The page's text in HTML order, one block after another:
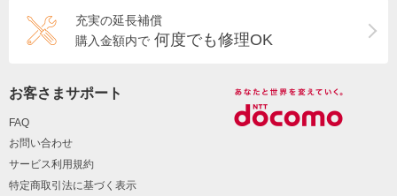
充実の延長補償
購入金額内で 何度でも修理OK
お客さまサポート
FAQ
お問い合わせ
サービス利用規約
特定商取引法に基づく表示